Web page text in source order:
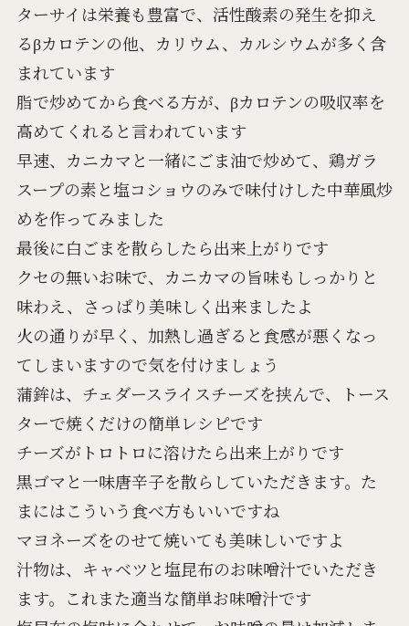
ターサイは栄養も豊富で、活性酸素の発生を抑え
るβカロテンの他、カリウム、カルシウムが多く含
まれています
脂で炒めてから食べる方が、βカロテンの吸収率を
高めてくれると言われています
早速、カニカマと一緒にごま油で炒めて、鶏ガラ
スープの素と塩コショウのみで味付けした中華風炒
めを作ってみました
最後に白ごまを散らしたら出来上がりです
クセの無いお味で、カニカマの旨味もしっかりと
味わえ、さっぱり美味しく出来ましたよ
火の通りが早く、加熱し過ぎると食感が悪くなっ
てしまいますので気を付けましょう
蒲鉾は、チェダースライスチーズを挟んで、トース
ターで焼くだけの簡単レシピです
チーズがトロトロに溶けたら出来上がりです
黒ゴマと一味唐辛子を散らしていただきます。た
まにはこういう食べ方もいいですね
マヨネーズをのせて焼いても美味しいですよ
汁物は、キャベツと塩昆布のお味噌汁でいただき
ます。これまた適当な簡単お味噌汁です